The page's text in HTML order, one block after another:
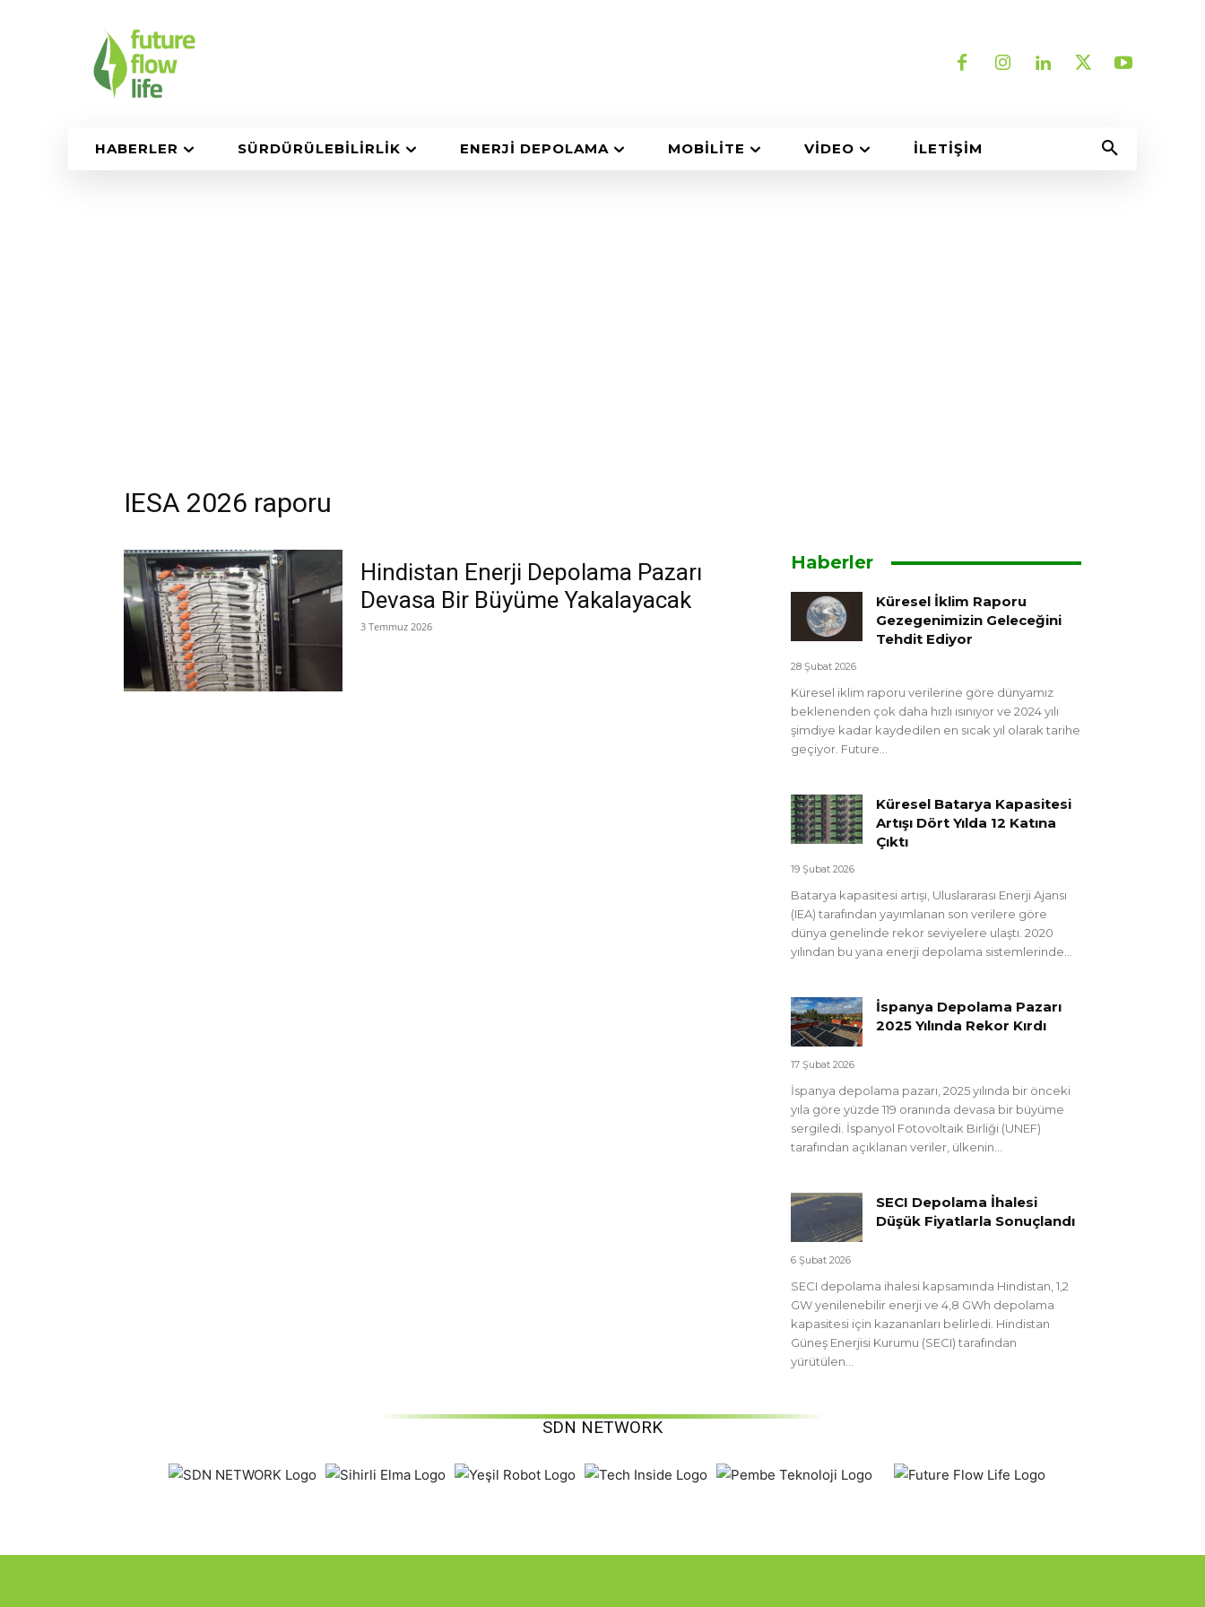
HABERLER SÜRDÜRÜLEBILIRLIK ENERJI DEPOLAMA MOBILITE VIDEO İLETIŞIM
IESA 2026 raporu
Hindistan Enerji Depolama Pazarı
Devasa Bir Büyüme Yakalayacak
3 Temmuz 2026
Haberler
Küresel İklim Raporu
Gezegenimizin Geleceğini
Tehdit Ediyor
28 Şubat 2026
Küresel iklim raporu verilerine göre dünyamız
beklenenden çok daha hızlı ısınıyor ve 2024 yılı
şimdiye kadar kaydedilen en sıcak yıl olarak tarihe
geçiyor. Future...
Küresel Batarya Kapasitesi
Artışı Dört Yılda 12 Katına
Çıktı
19 Şubat 2026
Batarya kapasitesi artışı, Uluslararası Enerji Ajansı
(IEA) tarafından yayımlanan son verilere göre
dünya genelinde rekor seviyelere ulaştı. 2020
yılından bu yana enerji depolama sistemlerinde...
İspanya Depolama Pazarı
2025 Yılında Rekor Kırdı
17 Şubat 2026
İspanya depolama pazarı, 2025 yılında bir önceki
yıla göre yüzde 119 oranında devasa bir büyüme
sergiledi. İspanyol Fotovoltaik Birliği (UNEF)
tarafından açıklanan veriler, ülkenin...
SECI Depolama İhalesi
Düşük Fiyatlarla Sonuçlandı
6 Şubat 2026
SECI depolama ihalesi kapsamında Hindistan, 1,2
GW yenilenebilir enerji ve 4,8 GWh depolama
kapasitesi için kazananları belirledi. Hindistan
Güneş Enerjisi Kurumu (SECI) tarafından
yürütülen...
SDN NETWORK